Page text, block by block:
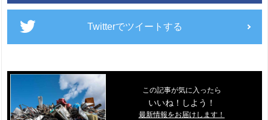
Twitterでツイートする
この記事が気に入ったら
いいね！しよう！
最新情報をお届けします！